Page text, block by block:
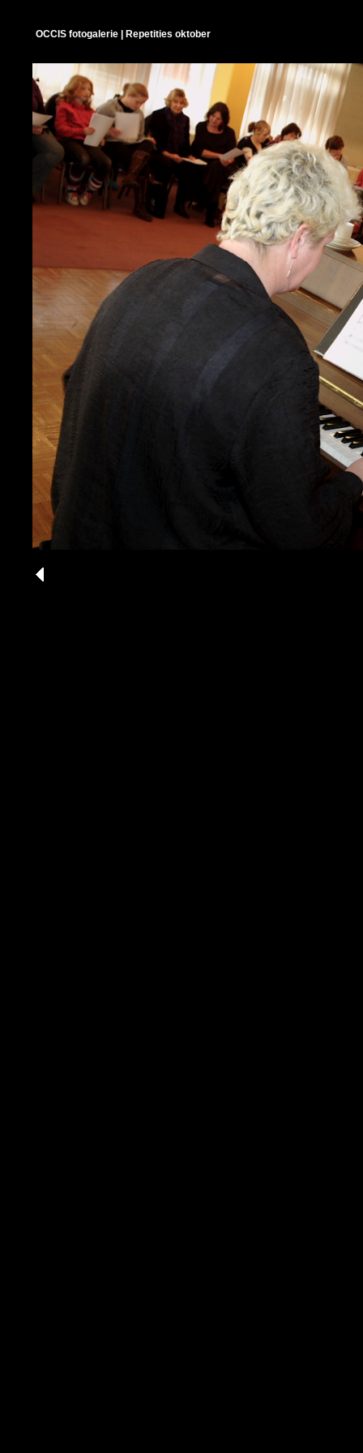
OCCIS fotogalerie | Repetities oktober